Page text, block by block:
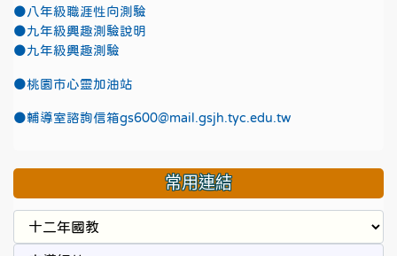
●八年級職涯性向測驗
●九年級興趣測驗說明
●九年級興趣測驗
●桃園市心靈加油站
●輔導室諮詢信箱gs600@mail.gsjh.tyc.edu.tw
常用連結